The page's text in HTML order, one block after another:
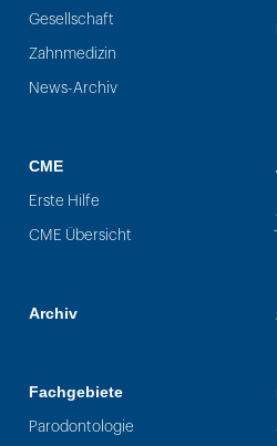
Gesellschaft
Zahnmedizin
News-Archiv
CME
Erste Hilfe
CME Übersicht
Archiv
Fachgebiete
Parodontologie